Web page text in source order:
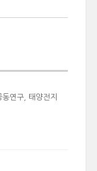
연구, 태양전지